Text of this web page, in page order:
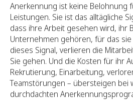
Anerkennung ist keine Belohnung
Leistungen. Sie ist das alltägliche
dass ihre Arbeit gesehen wird, ihr
Unternehmen gehören, für das
dieses Signal, verlieren die
Sie gehen. Und die Kosten für ihr
Rekrutierung, Einarbeitung,
Teamstörungen – übersteigen bei
durchdachten